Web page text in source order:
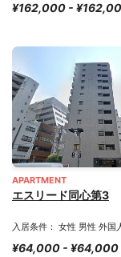
¥162,000 -
APARTMENT
エスリード同心第3
入居条件： 女性 男性 外国
¥64,000 - ¥64,000